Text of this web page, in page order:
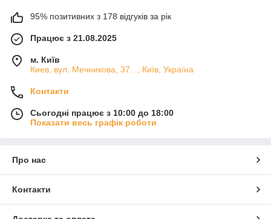
95% позитивних з 178 відгуків за рік
Працює з 21.08.2025
м. Київ
Киев, вул. Мечникова, 37. ., Київ, Україна
Контакти
Сьогодні працює з 10:00 до 18:00
Показати весь графік роботи
Про нас
Контакти